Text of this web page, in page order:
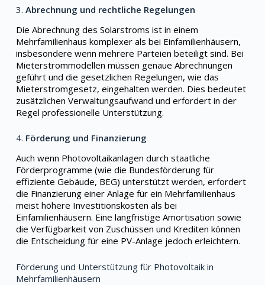
3. Abrechnung und rechtliche Regelungen
Die Abrechnung des Solarstroms ist in einem
Mehrfamilienhaus komplexer als bei Einfamilienhäusern,
insbesondere wenn mehrere Parteien beteiligt sind. Bei
Mieterstrommodellen müssen genaue Abrechnungen
geführt und die gesetzlichen Regelungen, wie das
Mieterstromgesetz, eingehalten werden. Dies bedeutet
zusätzlichen Verwaltungsaufwand und erfordert in der
Regel professionelle Unterstützung.
4. Förderung und Finanzierung
Auch wenn Photovoltaikanlagen durch staatliche
Förderprogramme (wie die Bundesförderung für
effiziente Gebäude, BEG) unterstützt werden, erfordert
die Finanzierung einer Anlage für ein Mehrfamilienhaus
meist höhere Investitionskosten als bei
Einfamilienhäusern. Eine langfristige Amortisation sowie
die Verfügbarkeit von Zuschüssen und Krediten können
die Entscheidung für eine PV-Anlage jedoch erleichtern.
Förderung und Unterstützung für Photovoltaik in
Mehrfamilienhäusern